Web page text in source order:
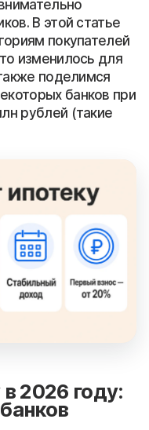
В этой статье
покупателей
изменилось для
поделимся
банков при
рублей (такие
2026 году: